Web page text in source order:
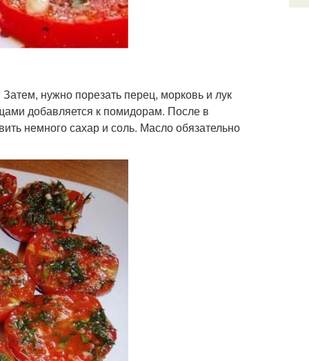
нужно порезать перец, морковь и лук
добавляется к помидорам. После в
немного сахар и соль. Масло обязательно